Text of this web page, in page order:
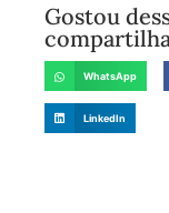
Gostou
WhatsApp
LinkedIn